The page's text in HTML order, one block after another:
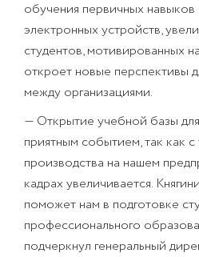
обучения первичных
электронных устройств,
студентов, мотивированных
откроет новые перспективы
между организациями.
— Открытие учебной базы
приятным событием, так как
производства на нашем
кадрах увеличивается.
поможет нам в подготовке
профессионального
подчеркнул генеральный